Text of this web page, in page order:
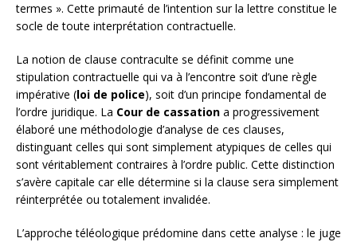
termes ». Cette primauté de l’intention sur la lettre constitue le
socle de toute interprétation contractuelle.
La notion de clause contraculte se définit comme une
stipulation contractuelle qui va à l’encontre soit d’une règle
impérative (loi de police), soit d’un principe fondamental de
l’ordre juridique. La Cour de cassation a progressivement
élaboré une méthodologie d’analyse de ces clauses,
distinguant celles qui sont simplement atypiques de celles qui
sont véritablement contraires à l’ordre public. Cette distinction
s’avère capitale car elle détermine si la clause sera simplement
réinterprétée ou totalement invalidée.
L’approche téléologique prédomine dans cette analyse : le juge